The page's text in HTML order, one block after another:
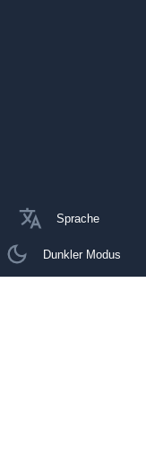
Sprache
Dunkler Modus